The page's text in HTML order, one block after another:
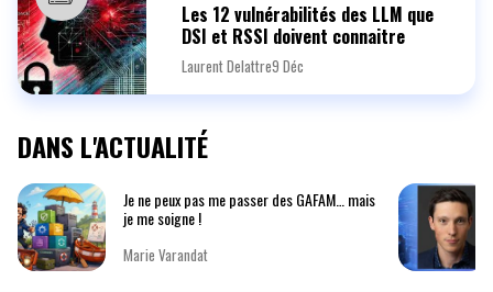
Les 12 vulnérabilités des LLM que
DSI et RSSI doivent connaitre
Laurent Delattre9 Déc
DANS L'ACTUALITÉ
Je ne peux pas me passer des GAFAM… mais
je me soigne !
Marie Varandat